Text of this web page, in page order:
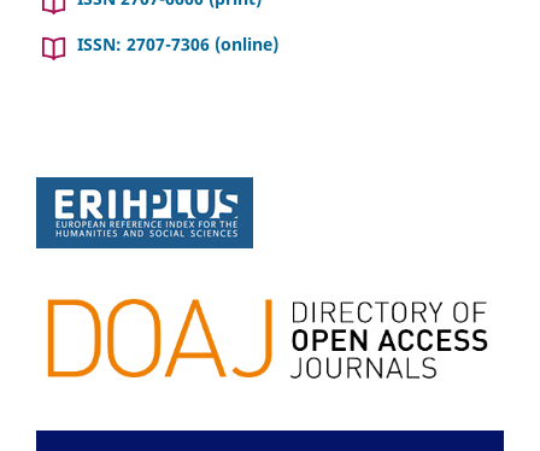
ISSN: 2707-7306 (online)